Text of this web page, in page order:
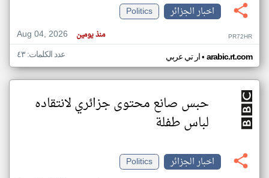
اخبار الجزائر
Politics
Aug 04, 2026
منذ يومين PR72HR
ار تي عربي• arabic.rt.com عدد الكلمات: ٤٣
حبس صانع محتوى جزائري لانتقاده
لباس طفلة
اخبار الجزائر
Politics